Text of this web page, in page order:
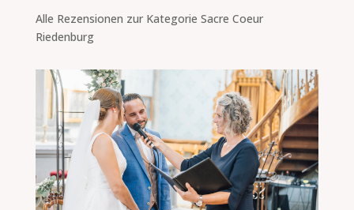
Alle Rezensionen zur Kategorie Sacre Coeur
Riedenburg